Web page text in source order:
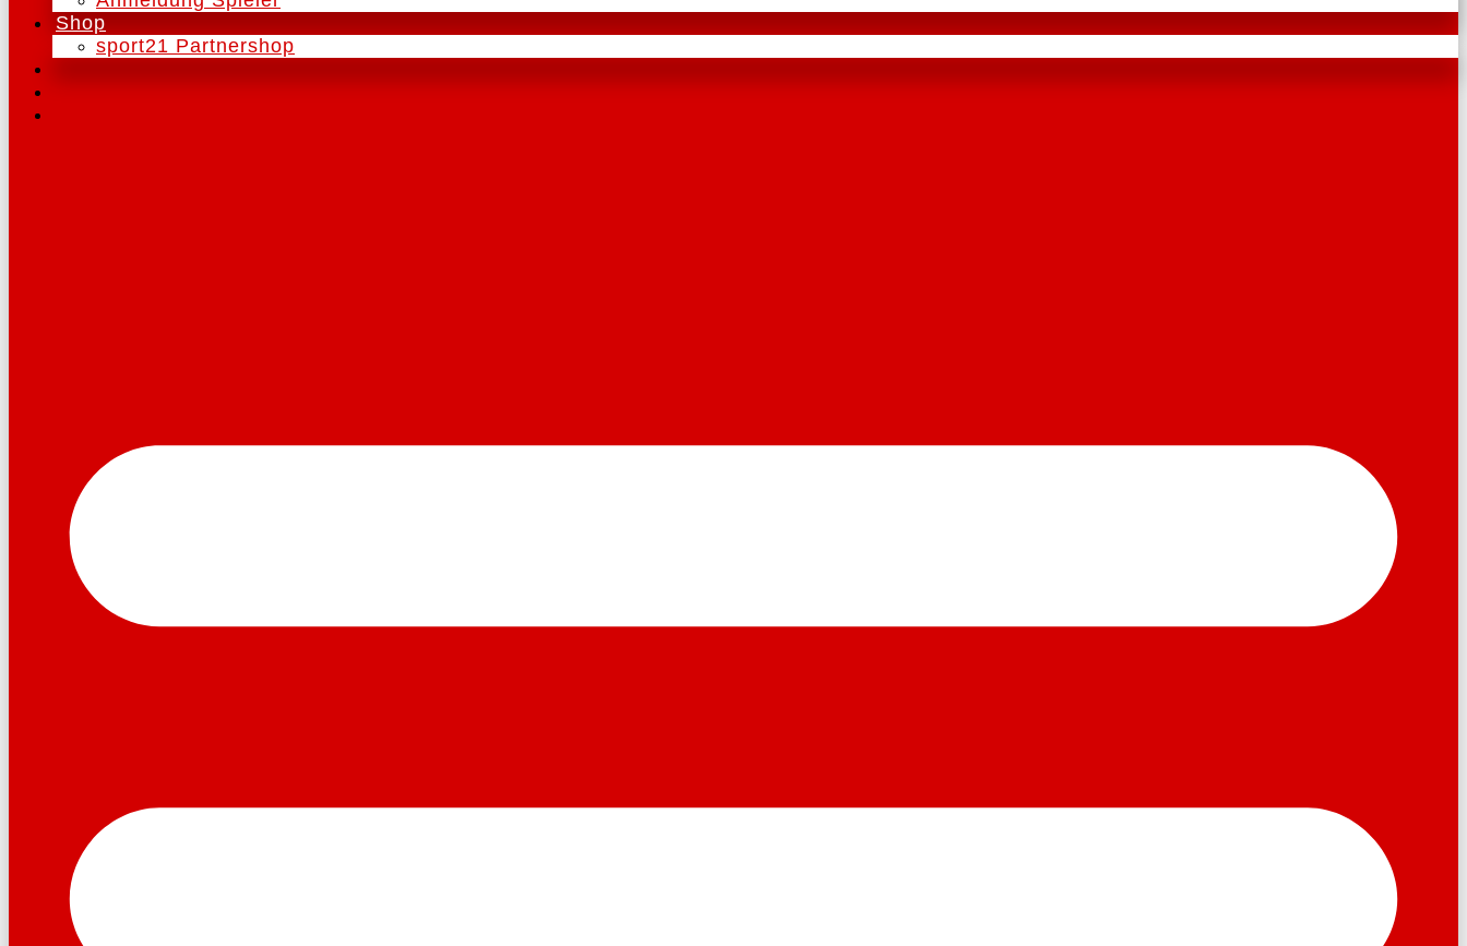
Shop
sport21 Partnershop